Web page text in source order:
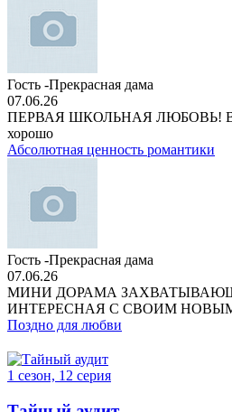
Гость -Прекрасная дама
07.06.26
ПЕРВАЯ ШКОЛЬНАЯ ЛЮБОВЬ! В
хорошо
Абсолютная ценность романтики
Гость -Прекрасная дама
07.06.26
МИНИ ДОРАМА
ИНТЕРЕСНАЯ С СВОИМ
Поздно для любви
1 сезон, 12 серия